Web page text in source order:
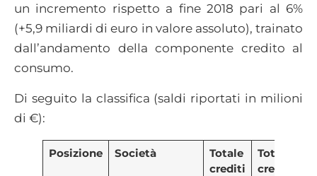
un incremento rispetto a fine 2018 pari al 6%
(+5,9 miliardi di euro in valore assoluto), trainato
dall’andamento della componente credito al
consumo.
Di seguito la classifica (saldi riportati in milioni
di €):
Posizione Società
Totale
crediti
Totale
crediti